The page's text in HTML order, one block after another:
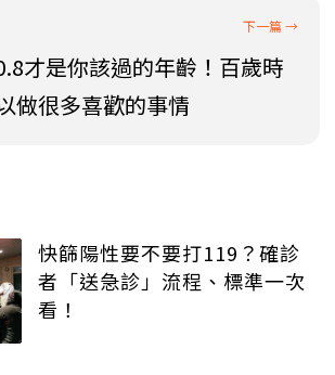
才是你該過的年齡！百歲時
做很多喜歡的事情
快篩陽性要不要打119？確診
者「送急診」流程、標準一次
看！